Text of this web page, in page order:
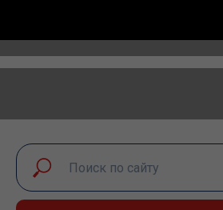
конференция